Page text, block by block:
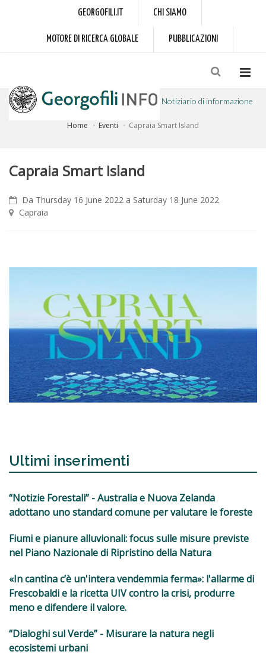
GEORGOFILI.IT CHI SIAMO
MOTORE DI RICERCA GLOBALE PUBBLICAZIONI
Notiziario di informazione
Home Eventi Capraia Smart Island
Capraia Smart Island
Da Thursday 16 June 2022 a Saturday 18 June 2022
Capraia
Ultimi inserimenti
“Notizie Forestali” - Australia e Nuova Zelanda
adottano uno standard comune per valutare le foreste
Fiumi e pianure alluvionali: focus sulle misure previste
nel Piano Nazionale di Ripristino della Natura
«In cantina c’è un'intera vendemmia ferma»: l'allarme di
Frescobaldi e la ricetta UIV contro la crisi, produrre
meno e difendere il valore.
“Dialoghi sul Verde” - Misurare la natura negli
ecosistemi urbani